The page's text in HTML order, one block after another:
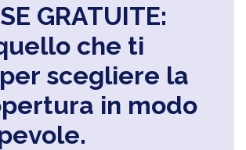
GRATUITE:
che ti
scegliere la
in modo